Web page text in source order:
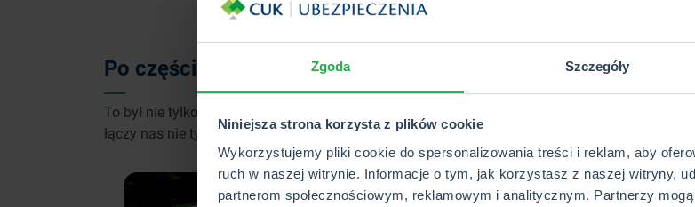
Zgoda Szczegóły
Niniejsza strona korzysta z plików cookie
Wykorzystujemy pliki cookie do spersonalizowania treści i reklam, aby
ruch w naszej witrynie. Informacje o tym, jak korzystasz z naszej witryny,
partnerom społecznościowym, reklamowym i analitycznym. Partnerzy
Po części oficjalnej – czas na integrację i sambę!
To był nie tylko odpoczynek, ale i inspirujące spotkanie w gronie ludzi, którzy z pasją budują
łączy nas nie tylko zawodowo. Wystarczy spojrzeć na zdjęcia – emocje i wspomnienia mówią